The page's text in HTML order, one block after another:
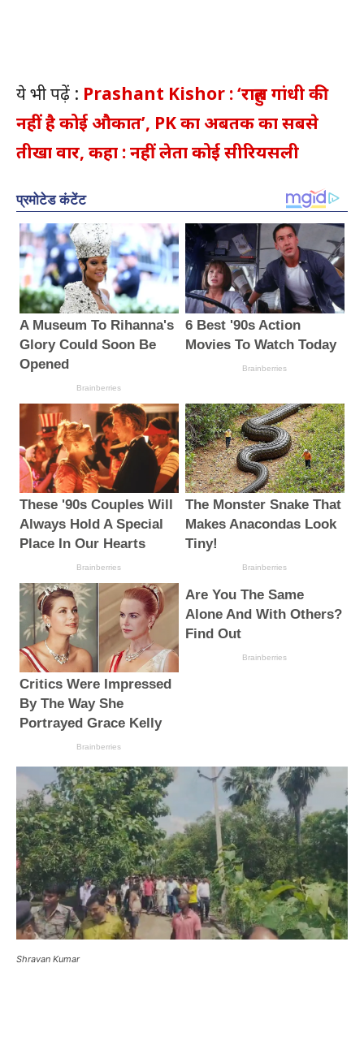
ये भी पढ़ें : Prashant Kishor : ‘राहुल गांधी की
नहीं है कोई औकात’, PK का अबतक का सबसे
तीखा वार, कहा : नहीं लेता कोई सीरियसली
Shravan Kumar